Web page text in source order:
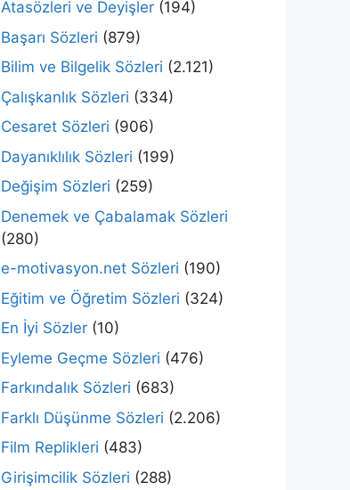
Atasözleri ve Deyişler (194)
Başarı Sözleri (879)
Bilim ve Bilgelik Sözleri (2.121)
Çalışkanlık Sözleri (334)
Cesaret Sözleri (906)
Dayanıklılık Sözleri (199)
Değişim Sözleri (259)
Denemek ve Çabalamak Sözleri
(280)
e-motivasyon.net Sözleri (190)
Eğitim ve Öğretim Sözleri (324)
En İyi Sözler (10)
Eyleme Geçme Sözleri (476)
Farkındalık Sözleri (683)
Farklı Düşünme Sözleri (2.206)
Film Replikleri (483)
Girişimcilik Sözleri (288)